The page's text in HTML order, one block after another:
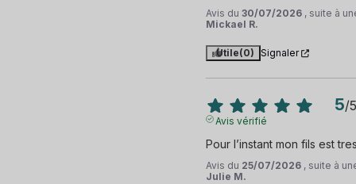
Avis du 30/07/2026 , suite à
Mickael R.
Utile(0) Signaler
5/5
Avis vérifié
Pour l’instant mon fils est
Avis du 25/07/2026 , suite à
Julie M.